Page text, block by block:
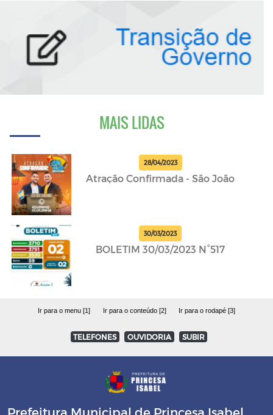
MAIS LIDAS
28/04/2023
Atração Confirmada - São João
30/03/2023
BOLETIM 30/03/2023 N°517
Ir para o menu [1] Ir para o conteúdo [2] Ir para o rodapé [3]
TELEFONES OUVIDORIA SUBIR